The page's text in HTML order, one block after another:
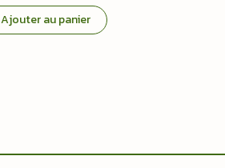
Ajouter au panier